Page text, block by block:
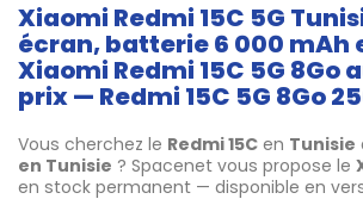
Xiaomi Redmi 15C 5G
écran, batterie 6 000 mAh
Xiaomi Redmi 15C 5G 8Go
prix — Redmi 15C 5G 8Go
Vous cherchez le Redmi 15C en Tunisie
en Tunisie ? Spacenet vous propose le
en stock permanent — disponible en